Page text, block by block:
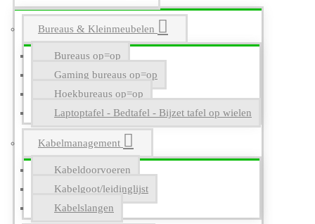
Bureaus & Kleinmeubelen
Bureaus op=op
Gaming bureaus op=op
Hoekbureaus op=op
Laptoptafel - Bedtafel - Bijzet tafel op wielen
Kabelmanagement
Kabeldoorvoeren
Kabelgoot/leidinglijst
Kabelslangen